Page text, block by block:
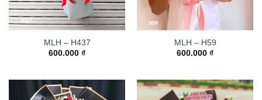
MLH – H437
600.000 ₫
MLH – H59
600.000 ₫